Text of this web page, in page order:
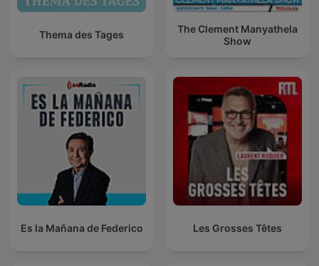
Thema des Tages
The Clement Manyathela
Show
Es la Mañana de Federico Les Grosses Têtes